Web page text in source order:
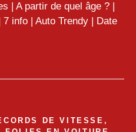
A partir de quel âge ?
7 info Auto Trendy
Date
DE VITESSE,